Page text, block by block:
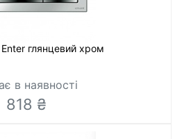
глянцевий хром
в наявності
818 ₴